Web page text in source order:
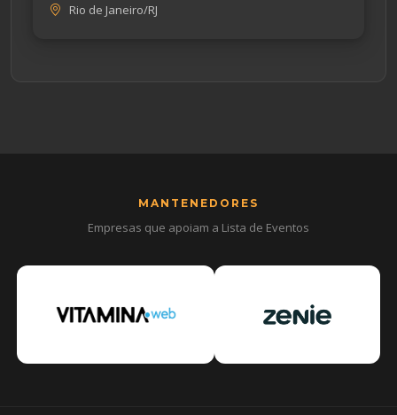
Rio de Janeiro/RJ
MANTENEDORES
Empresas que apoiam a Lista de Eventos